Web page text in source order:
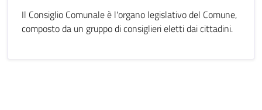
Il Consiglio Comunale è l'organo legislativo del Comune,
composto da un gruppo di consiglieri eletti dai cittadini.